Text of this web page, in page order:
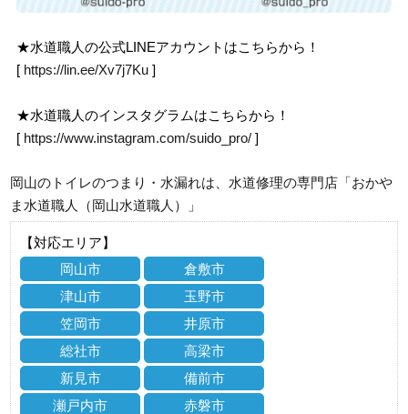
★水道職人の公式LINEアカウントはこちらから！
[ https://lin.ee/Xv7j7Ku ]
★水道職人のインスタグラムはこちらから！
[ https://www.instagram.com/suido_pro/ ]
岡山のトイレのつまり・水漏れは、水道修理の専門店「おかや
ま水道職人（岡山水道職人）」
【対応エリア】
岡山市
倉敷市
津山市
玉野市
笠岡市
井原市
総社市
高梁市
新見市
備前市
瀬戸内市
赤磐市